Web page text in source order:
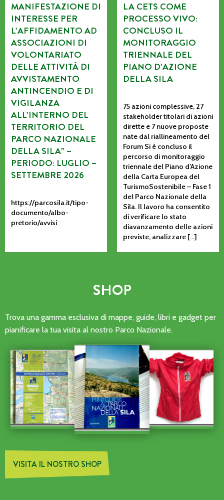
MANIFESTAZIONE DI
INTERESSE PER
L’AFFIDAMENTO AD
ASSOCIAZIONI DI
VOLONTARIATO
DELLE ATTIVITÀ DI
AVVISTAMENTO
ANTINCENDIO E DI
VIGILANZA
ALL’INTERNO DEL
TERRITORIO DEL
PARCO NAZIONALE
DELLA SILA” –
PERIODO: LUGLIO –
SETTEMBRE 2026
https://parcosila.it/tipo-
documento/albo-
pretorio/avvisi
LA CETS COME
PROCESSO VIVO:
CONCLUSO IL
MONITORAGGIO
TRIENNALE DEL
PIANO D’AZIONE
DELLA SILA
75 azioni complessive, 27
stakeholder titolari di azioni
dirette e 7 nuove proposte
nate dal riallineamento del
Forum Si è concluso il
percorso di monitoraggio
triennale del Piano d’Azione
della Carta Europea del
TurismoSostenibile – Fase 1
del Parco Nazionale della
Sila. Il lavoro ha consentito
di verificare lo stato
diavanzamento delle azioni
previste, analizzare […]
SHOP
Trova una gamma esclusiva di mappe, guide, libri e gadget per
pianificare la tua visita al nostro Parco Nazionale.
VISITA IL NOSTRO SHOP